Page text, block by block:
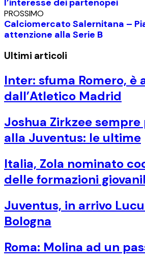
PROSSIMO
Calciomercato Salernitana –
attenzione alla Serie B
Ultimi articoli
Inter: sfuma Romero, è
dall’Atletico Madrid
Joshua Zirkzee
alla Juventus: le ultime
Italia, Zola nominato
delle formazioni
Juventus, in arrivo
Bologna
Roma: Molina ad un